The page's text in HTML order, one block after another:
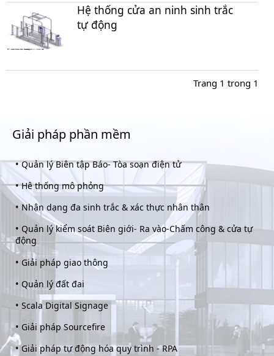
Hệ thống cửa an ninh sinh trắc
tự động
Trang 1 trong 1
Giải pháp phần mềm
•Quản lý Biên tập Báo- Tòa soạn điện tử
•Hê thống mô phỏng
•Nhận dạng đa sinh trắc & xác thực nhân thân
• Quản lý kiểm soát Biên giới- Ra vào-Chấm công & cửa tự
động
• Giải pháp giao thông
•Quản lý đất đai
•Scala Digital Signage
• Giải pháp Sourcefire
•Giải pháp tự động hóa quy trình - RPA